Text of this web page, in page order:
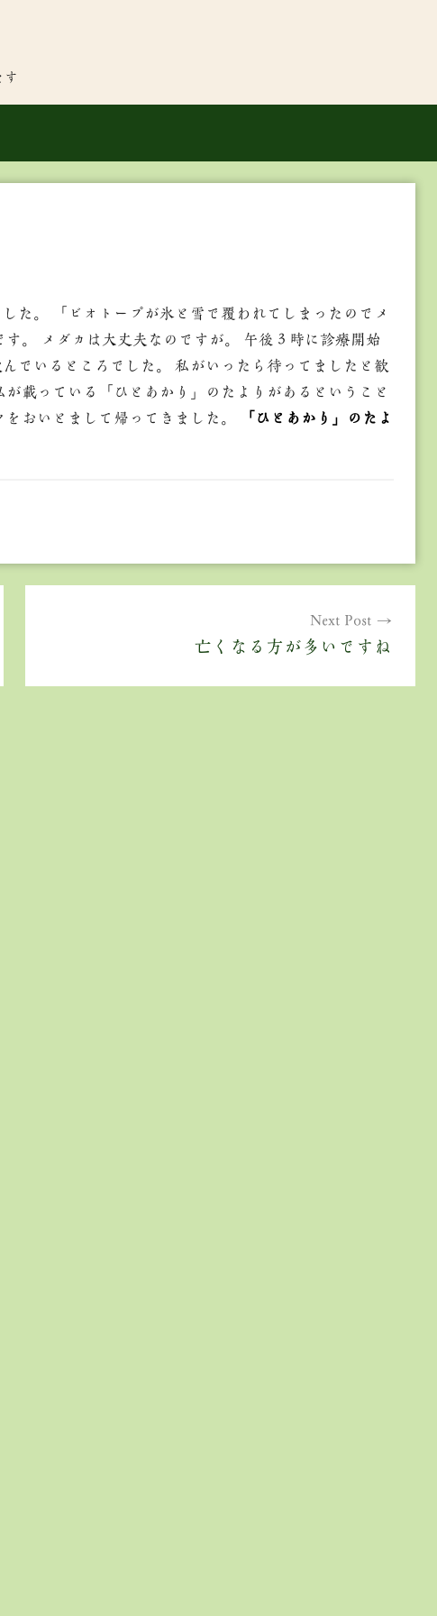
す
た。 「ビオトープが氷と雪で覆われてしまったのでメ
。 メダカは大丈夫なのですが。 午後３時に診療開始
でいるところでした。 私がいったら待ってましたと歓
載っている「ひとあかり」のたよりがあるということ
おいとまして帰ってきました。
「ひとあかり」のたよ
Next Post
亡くなる方が多いですね